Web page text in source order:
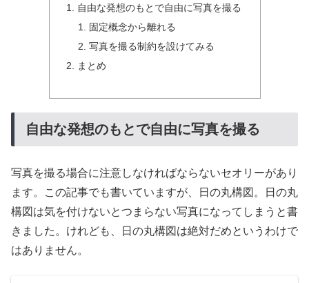
自由な発想のもとで自由に写真を撮る
固定概念から離れる
写真を撮る制約を設けてみる
まとめ
自由な発想のもとで自由に写真を撮る
写真を撮る場合に注意しなければならないセオリーがあり
ます。この記事でも書いていますが、日の丸構図。日の丸
構図は気を付けないとつまらない写真になってしまうと書
きました。けれども、日の丸構図は絶対だめというわけで
はありません。